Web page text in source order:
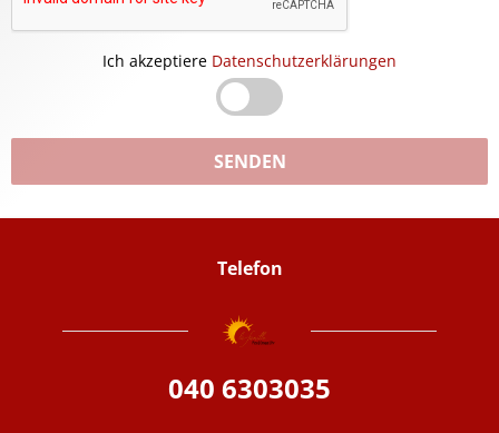
Ich akzeptiere Datenschutzerklärungen
SENDEN
Telefon
040 6303035